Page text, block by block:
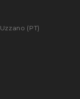
(PT)